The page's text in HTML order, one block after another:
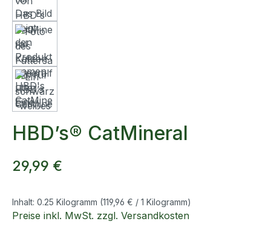
HBD’s® CatMineral
29,99 €
Inhalt: 0.25 Kilogramm (119,96 € / 1 Kilogramm)
Preise inkl. MwSt. zzgl. Versandkosten